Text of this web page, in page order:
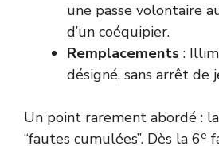
une passe volontaire
d’un coéquipier.
Remplacements :
désigné, sans arrêt de
Un point rarement abordé :
“fautes cumulées”. Dès la 6e